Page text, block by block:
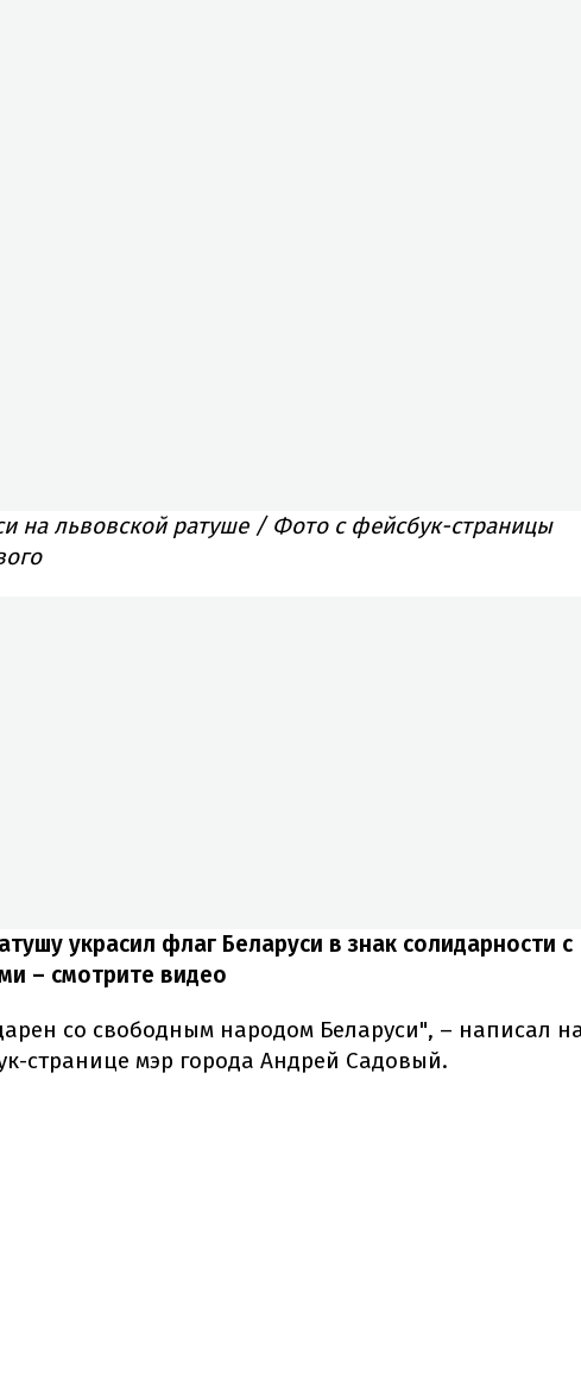
на львовской ратуше / Фото с фейсбук-страницы
украсил флаг Беларуси в знак солидарности с
– смотрите видео
со свободным народом Беларуси", – написал
странице мэр города Андрей Садовый.